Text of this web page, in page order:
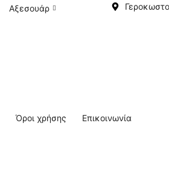
Αξεσουάρ
Όροι χρήσης Επικοινωνία